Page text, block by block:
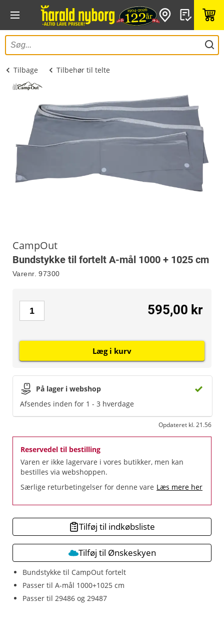
Tilbage Tilbehør til telte
CampOut
Bundstykke til fortelt A-mål 1000 + 1025 cm
Varenr. 97300
Bundstykke til CampOut fortelt
Passer til A-mål 1000+1025 cm
Passer til 29486 og 29487
På lager i webshop
Afsendes inden for 1 - 3 hverdage
Opdateret kl. 21.56
Reservedel til bestilling
Varen er ikke lagervare i vores butikker, men kan
bestilles via webshoppen.
Særlige returbetingelser for denne vare Læs mere her
595,00 kr
Læg i kurv
Tilføj til indkøbsliste
Tilføj til Ønskeskyen